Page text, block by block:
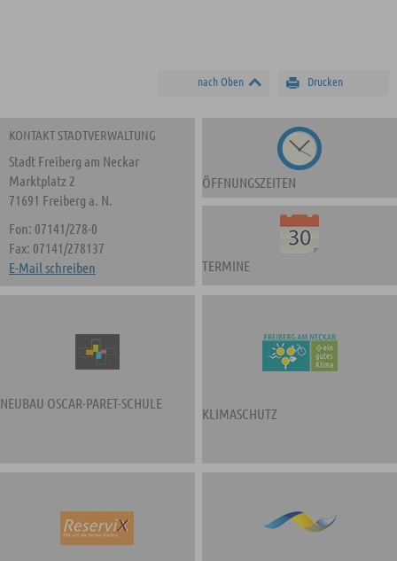
Drucken
nach Oben
KONTAKT STADTVERWALTUNG
Stadt Freiberg am Neckar
Marktplatz 2
71691 Freiberg a. N.
Fon: 07141/278-0
Fax: 07141/278137
E-Mail schreiben
ÖFFNUNGSZEITEN
TERMINE
NEUBAU OSCAR-PARET-SCHULE
KLIMASCHUTZ